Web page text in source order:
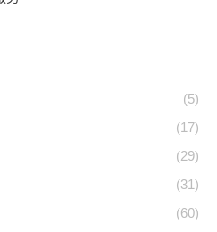
(5)
(17)
(29)
(31)
(60)